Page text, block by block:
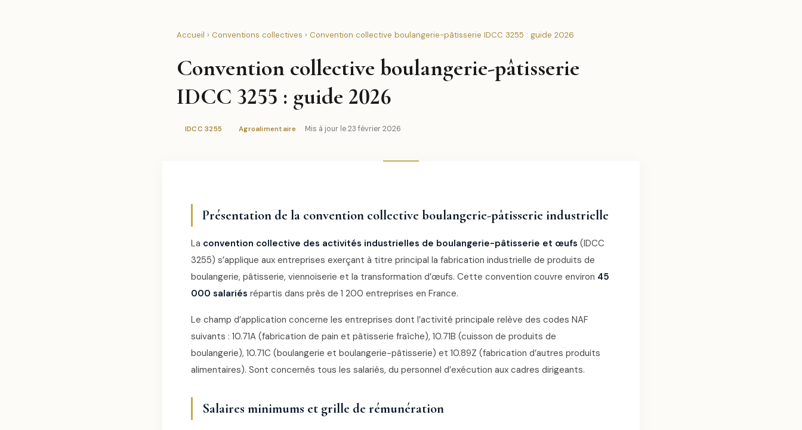
Accueil › Conventions collectives › Convention collective boulangerie-pâtisserie IDCC 3255 : guide 2026
Convention collective boulangerie-pâtisserie
IDCC 3255 : guide 2026
IDCC 3255 Agroalimentaire Mis à jour le 23 février 2026
Présentation de la convention collective boulangerie-pâtisserie industrielle
La convention collective des activités industrielles de boulangerie-pâtisserie et œufs (IDCC
3255) s’applique aux entreprises exerçant à titre principal la fabrication industrielle de produits de
boulangerie, pâtisserie, viennoiserie et la transformation d’œufs. Cette convention couvre environ 45
000 salariés répartis dans près de 1 200 entreprises en France.
Le champ d’application concerne les entreprises dont l’activité principale relève des codes NAF
suivants : 10.71A (fabrication de pain et pâtisserie fraîche), 10.71B (cuisson de produits de
boulangerie), 10.71C (boulangerie et boulangerie-pâtisserie) et 10.89Z (fabrication d’autres produits
alimentaires). Sont concernés tous les salariés, du personnel d’exécution aux cadres dirigeants.
Salaires minimums et grille de rémunération